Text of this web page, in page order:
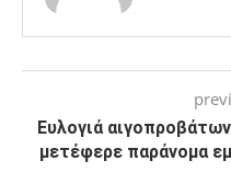
Ευλογιά
μετέφερε παράνομα